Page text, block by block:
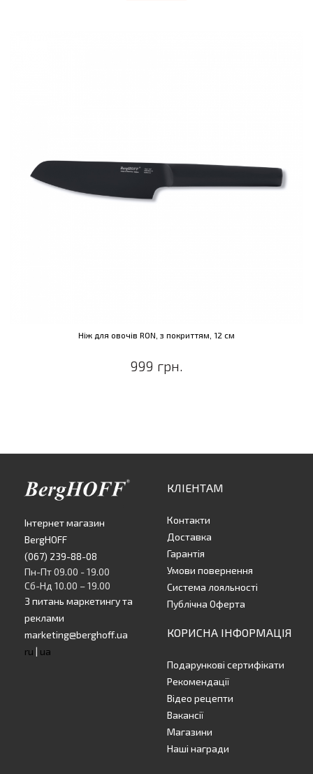
Ніж для овочів RON, з покриттям, 12 см
999 грн.
Інтернет магазин
BergHOFF
(067) 239-88-08
Пн-Пт 09.00 - 19.00
Сб-Нд 10.00 – 19.00
З питань маркетингу та
реклами
marketing@berghoff.ua
ru | ua
КЛІЕНТАМ
Контакти
Доставка
Гарантія
Умови повернення
Система лояльності
Публічна Оферта
КОРИСНА ІНФОРМАЦІЯ
Подарункові сертифікати
Рекомендації
Відео рецепти
Вакансії
Магазини
Наші награди